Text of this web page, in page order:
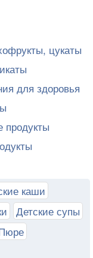
цукаты
для здоровья
продукты
каши
Детские супы